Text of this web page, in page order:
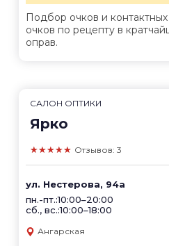
Подбор очков и
очков по рецепту в
оправ.
САЛОН ОПТИКИ
Ярко
★★★★★ Отзывов: 3
ул. Нестерова, 94а
пн.-пт.:10:00–20:00
сб., вс.:10:00–18:00
Ангарская